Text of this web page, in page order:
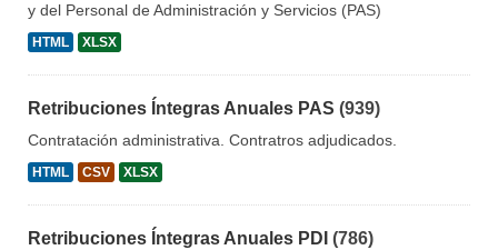
y del Personal de Administración y Servicios (PAS)
HTML XLSX
Retribuciones Íntegras Anuales PAS (939)
Contratación administrativa. Contratros adjudicados.
HTML CSV XLSX
Retribuciones Íntegras Anuales PDI (786)